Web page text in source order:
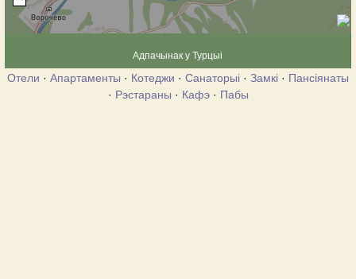
Адпачынак у Турцыі
Отели · Апартаменты · Котеджи · Санаторыі · Замкі · Пансіянаты
· Рэстараны · Кафэ· Пабы